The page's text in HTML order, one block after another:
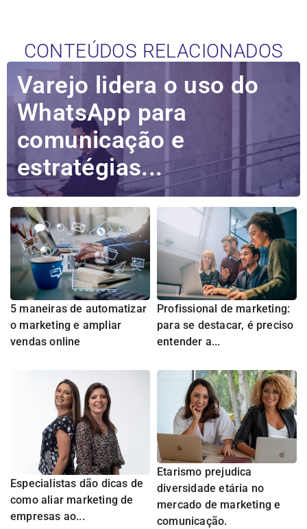
CONTEÚDOS RELACIONADOS
Varejo lidera o uso do
WhatsApp para
comunicação e
estratégias...
5 maneiras de automatizar
o marketing e ampliar
vendas online
Profissional de marketing:
para se destacar, é preciso
entender a...
Especialistas dão dicas de
como aliar marketing de
empresas ao...
Etarismo prejudica
diversidade etária no
mercado de marketing e
comunicação.